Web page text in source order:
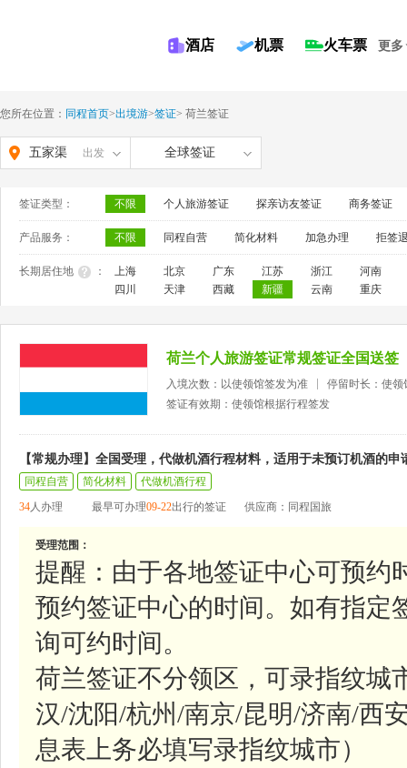
酒店 机票 火车票 更多
您所在位置： 同程首页>出境游>签证> 荷兰签证
五家渠 出发 全球签证
签证类型： 不限 个人旅游签证 探亲访友签证 商务签证
产品服务： 不限 同程自营 简化材料 加急办理 拒签
长期居住地 ： 上海 北京 广东 江苏 浙江
河南
四川
天津 西藏 新疆 云南 重庆
荷兰个人旅游签证常规签证全国送签
入境次数：以使领馆签发为准
停留时长：使领
签证有效期：使领馆根据行程签发
【常规办理】全国受理，代做机酒行程材料，适用于未预订机酒的申
同程自营 简化材料
代做机酒行程
34人办理 最早可办理09-22出行的签证 供应商：同程国旅
受理范围：
提醒：由于各地签证中心可预约
预约签证中心的时间。如有指定
询可约时间。
荷兰签证不分领区，可录指纹城
汉/沈阳/杭州/南京/昆明/济南/西
息表上务必填写录指纹城市）